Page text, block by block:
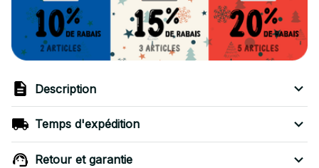
Description
Temps d'expédition
Retour et garantie